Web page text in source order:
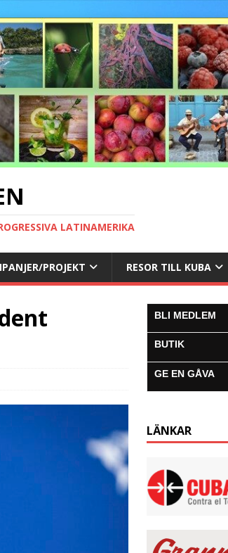
LATINAMERIKA
PROJEKT RESOR TILL KUBA
BLI MEDLEM
BUTIK
GE EN GÅVA
LÄNKAR